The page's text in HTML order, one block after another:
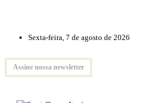
Sexta-feira, 7 de agosto de 2026
Assine nossa newsletter